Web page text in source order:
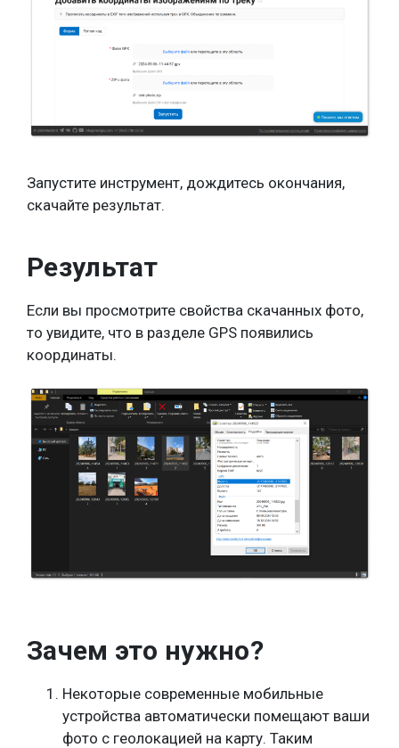
Запустите инструмент, дождитесь окончания,
скачайте результат.
Результат
Если вы просмотрите свойства скачанных фото,
то увидите, что в разделе GPS появились
координаты.
Зачем это нужно?
Некоторые современные мобильные
устройства автоматически помещают ваши
фото с геолокацией на карту. Таким